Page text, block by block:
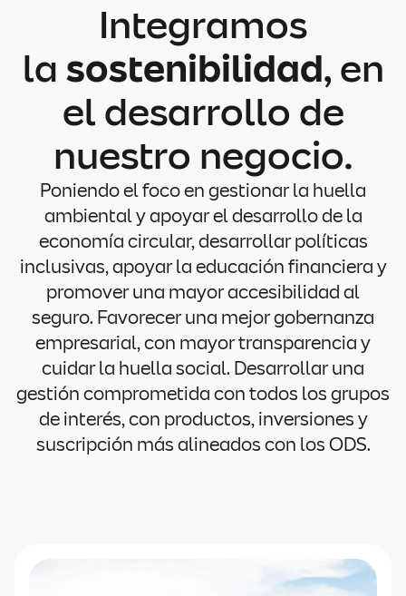
Integramos
la sostenibilidad, en
el desarrollo de
nuestro negocio.
Poniendo el foco en gestionar la huella
ambiental y apoyar el desarrollo de la
economía circular, desarrollar políticas
inclusivas, apoyar la educación financiera y
promover una mayor accesibilidad al
seguro. Favorecer una mejor gobernanza
empresarial, con mayor transparencia y
cuidar la huella social. Desarrollar una
gestión comprometida con todos los grupos
de interés, con productos, inversiones y
suscripción más alineados con los ODS.